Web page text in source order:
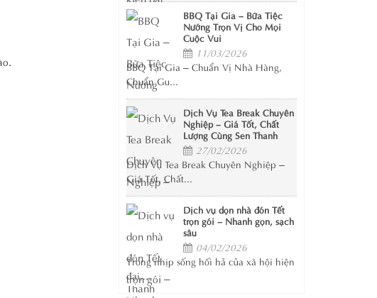
BBQ Tại Gia – Bữa Tiệc
Nướng Trọn Vị Cho Mọi
Cuộc Vui
11/03/2026
BBQ Tại Gia – Chuẩn Vị Nhà Hàng,
Chuẩn Gu...
Dịch Vụ Tea Break Chuyên
Nghiệp – Giá Tốt, Chất
Lượng Cùng Sen Thanh
27/02/2026
Dịch Vụ Tea Break Chuyên Nghiệp –
Giá Tốt, Chất...
Dịch vụ dọn nhà đón Tết
trọn gói – Nhanh gọn, sạch
sâu
04/02/2026
Trong nhịp sống hối hả của xã hội hiện
đại,...